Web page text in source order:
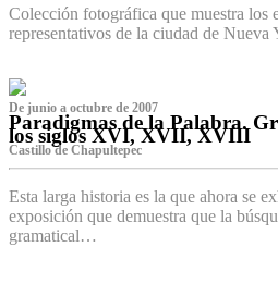
Colección fotográfica que muestra los
representativos de la ciudad de
De junio a octubre de 2007
Paradigmas de la Palabra.
los siglos XVI, XVII, XVIII
Castillo de Chapultepec
Esta larga historia es la que ahora se
exposición que demuestra que la
gramatical…